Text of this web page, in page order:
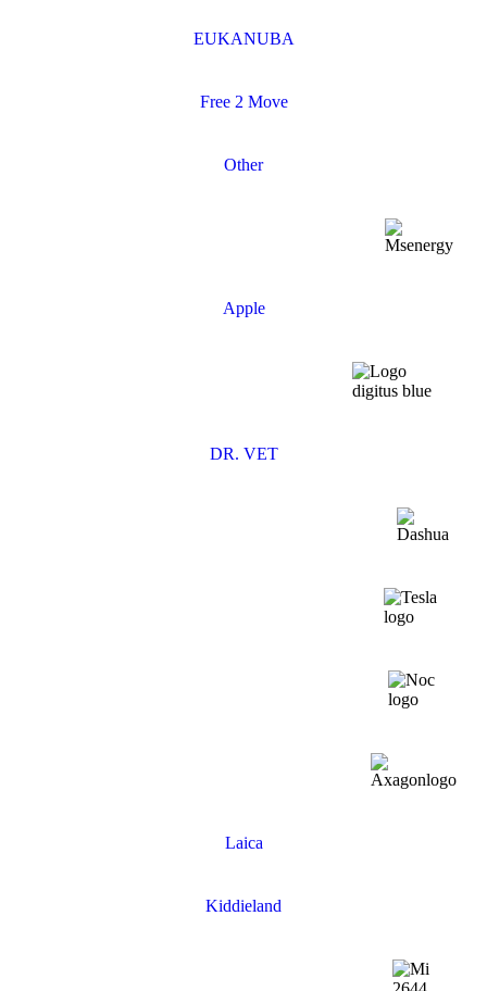
EUKANUBA
Free 2 Move
Other
Apple
DR. VET
Laica
Kiddieland